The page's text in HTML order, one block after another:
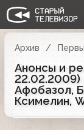
Архив
Анонсы и
22.02.2009)
Афобазол,
Ксимелин,